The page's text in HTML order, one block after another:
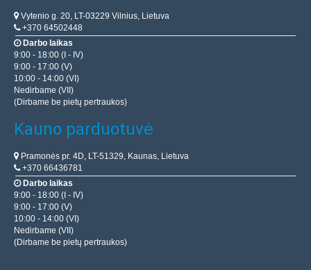
Vytenio g. 20, LT-03229 Vilnius, Lietuva
+370 64502448
Darbo laikas
9:00 - 18:00 (I - IV)
9:00 - 17:00 (V)
10:00 - 14:00 (VI)
Nedirbame (VII)
(Dirbame be pietų pertraukos)
Kauno parduotuvė
Pramonės pr. 4D, LT-51329, Kaunas, Lietuva
+370 66436781
Darbo laikas
9:00 - 18:00 (I - IV)
9:00 - 17:00 (V)
10:00 - 14:00 (VI)
Nedirbame (VII)
(Dirbame be pietų pertraukos)